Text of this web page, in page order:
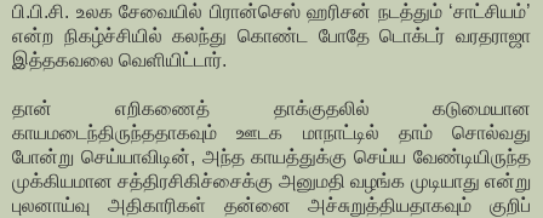
பி.பி.சி. உலக சேவையில் பிரான்செஸ் ஹரிசன் நடத்தும் ‘சாட்சியம்’
என்ற நிகழ்ச்சியில் கலந்து கொண்ட போதே டொக்டர் வரதராஜா
இத்தகவலை வெளியிட்டார்.
தான் எறிகணைத் தாக்குதலில் கடுமையான
காயமடைந்திருந்ததாகவும் ஊடக மாநாட்டில் தாம் சொல்வது
போன்று செய்யாவிடின், அந்த காயத்துக்கு செய்ய வேண்டியிருந்த
முக்கியமான சத்திரசிகிச்சைக்கு அனுமதி வழங்க முடியாது என்று
புலனாய்வு அதிகாரிகள் தன்னை அச்சுறுத்தியதாகவும் குறிப்